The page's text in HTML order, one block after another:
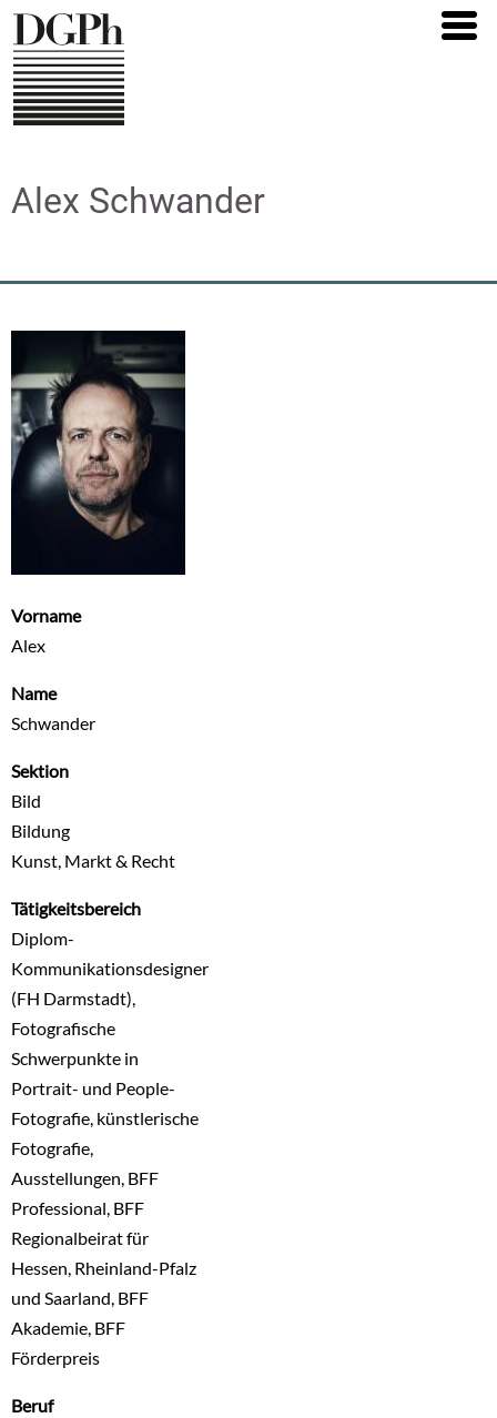
Direkt
zum
Inhalt
Alex Schwander
Vorname
Alex
Name
Schwander
Sektion
Bild
Bildung
Kunst, Markt & Recht
Tätigkeitsbereich
Diplom-
Kommunikationsdesigner
(FH Darmstadt),
Fotografische
Schwerpunkte in
Portrait- und People-
Fotografie, künstlerische
Fotografie,
Ausstellungen, BFF
Professional, BFF
Regionalbeirat für
Hessen, Rheinland-Pfalz
und Saarland, BFF
Akademie, BFF
Förderpreis
Beruf